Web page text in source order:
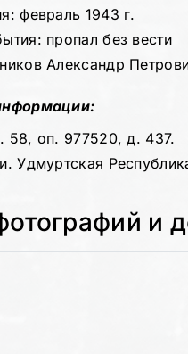
февраль 1943 г.
пропал без вести
Александр
оп. 977520, д. 437.
Удмуртская
и